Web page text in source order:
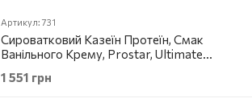
Артикул: 731
Сироватковий Казеїн Протеїн, Смак
Ванільного Крему, Prostar, Ultimate
1 551 грн